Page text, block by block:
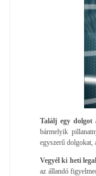
Találj egy dolgot
bármelyik
egyszerű dolgokat,
Vegyél ki heti
az állandó